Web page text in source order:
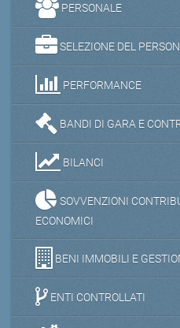
PERSONALE
SELEZIONE DEL
PERFORMANCE
BANDI DI GARA E
BILANCI
SOVVENZIONI
ECONOMICI
BENI IMMOBILI E
ENTI CONTROLLATI